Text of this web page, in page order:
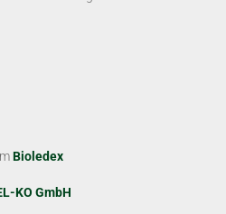
Bioledex
KO GmbH